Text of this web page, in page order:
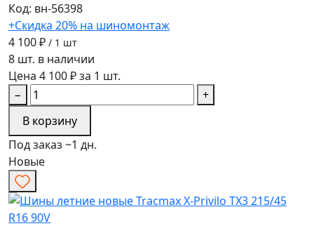
Код: вн-56398
+Скидка 20% на шиномонтаж
4 100 ₽ / 1 шт
8 шт. в наличии
Цена 4 100 ₽ за 1 шт.
−
+
В корзину
Под заказ ~1 дн.
Новые